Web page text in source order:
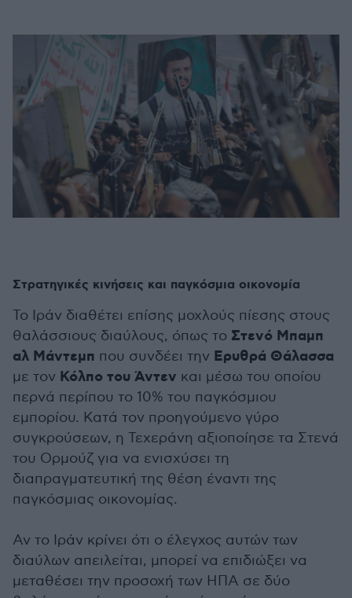
Στρατηγικές κινήσεις και παγκόσμια οικονομία
Το Ιράν διαθέτει επίσης μοχλούς πίεσης στους
θαλάσσιους διαύλους, όπως το Στενό Μπαμπ
αλ Μάντεμπ που συνδέει την Ερυθρά Θάλασσα
με τον Κόλπο του Άντεν και μέσω του οποίου
περνά περίπου το 10% του παγκόσμιου
εμπορίου. Κατά τον προηγούμενο γύρο
συγκρούσεων, η Τεχεράνη αξιοποίησε τα Στενά
του Ορμούζ για να ενισχύσει τη
διαπραγματευτική της θέση έναντι της
παγκόσμιας οικονομίας.
Αν το Ιράν κρίνει ότι ο έλεγχος αυτών των
διαύλων απειλείται, μπορεί να επιδιώξει να
μεταθέσει την προσοχή των ΗΠΑ σε δύο